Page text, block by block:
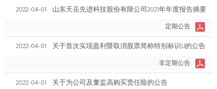
2022-04-01 山东天岳先进科技股份有限公司2021年年度报告摘要
定期公告
2022-04-01 关于首次实现盈利暨取消股票简称特别标识U的公告
非定期公告
2022-04-01 关于为公司及董监高购买责任险的公告